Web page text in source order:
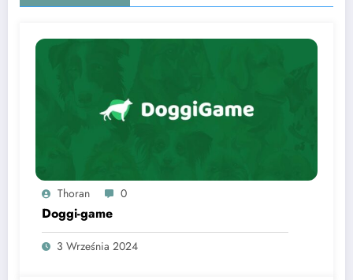
Thoran 0
Doggi-game
3 Września 2024